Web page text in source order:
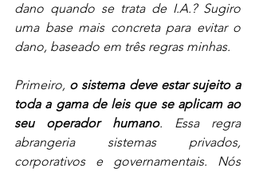
dano quando se trata de I.A.? Sugiro
uma base mais concreta para evitar o
dano, baseado em três regras minhas.
Primeiro, o sistema deve estar sujeito a
toda a gama de leis que se aplicam ao
seu operador humano. Essa regra
abrangeria sistemas privados,
corporativos e governamentais. Nós